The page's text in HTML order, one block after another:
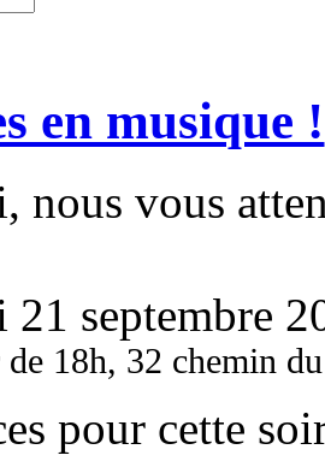
en musique !
nous vous
21 septembre
18h, 32 chemin
pour cette